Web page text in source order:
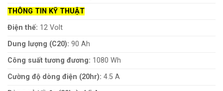
THÔNG TIN KỸ THUẬT
Điện thế: 12 Volt
Dung lượng (C20): 90 Ah
Công suất tương đương: 1080 Wh
Cường độ dòng điện (20hr): 4.5 A